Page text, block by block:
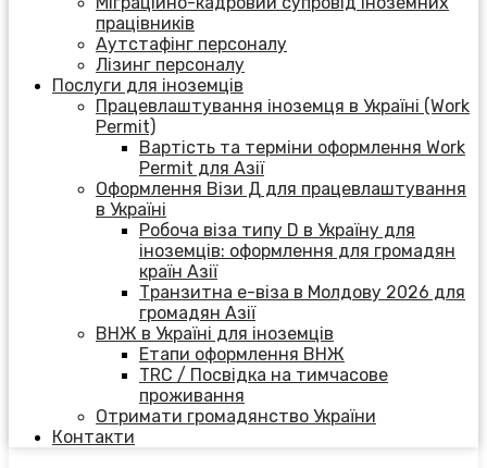
працівників
Аутстафінг персоналу
Лізинг персоналу
Послуги для іноземців
Працевлаштування іноземця в Україні (Work
Permit)
Вартість та терміни оформлення Work
Permit для Азії
Оформлення Візи Д для працевлаштування
в Україні
Робоча віза типу D в Україну для
іноземців: оформлення для громадян
країн Азії
Транзитна е-віза в Молдову 2026 для
громадян Азії
ВНЖ в Україні для іноземців
Етапи оформлення ВНЖ
TRC / Посвідка на тимчасове
проживання
Отримати громадянство України
Контакти